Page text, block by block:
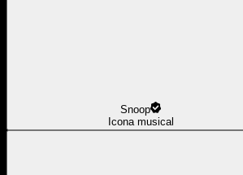
Snoop
Icona musical